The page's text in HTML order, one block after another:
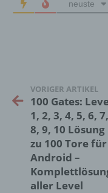
neuste
VORIGER ARTIKEL
100 Gates:
1, 2, 3, 4, 5, 6, 7,
8, 9, 10 Lösung
zu 100 Tore für
Android –
aller Level
jedoch nicht
Person,
Stelle außer
und den